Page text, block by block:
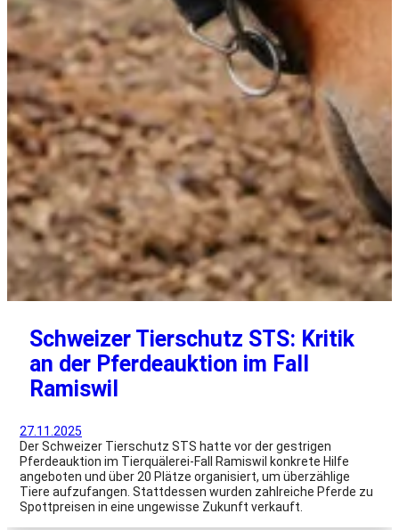
Schweizer Tierschutz STS: Kritik
an der Pferdeauktion im Fall
Ramiswil
27.11.2025
Der Schweizer Tierschutz STS hatte vor der gestrigen
Pferdeauktion im Tierquälerei-Fall Ramiswil konkrete Hilfe
angeboten und über 20 Plätze organisiert, um überzählige
Tiere aufzufangen. Stattdessen wurden zahlreiche Pferde zu
Spottpreisen in eine ungewisse Zukunft verkauft.